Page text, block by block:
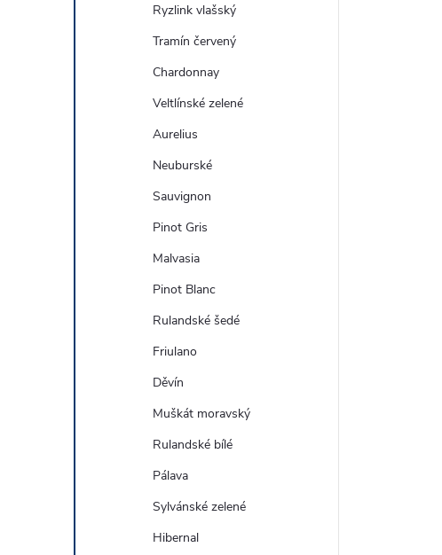
Ryzlink vlašský
Tramín červený
Chardonnay
Veltlínské zelené
Aurelius
Neuburské
Sauvignon
Pinot Gris
Malvasia
Pinot Blanc
Rulandské šedé
Friulano
Děvín
Muškát moravský
Rulandské bílé
Pálava
Sylvánské zelené
Hibernal